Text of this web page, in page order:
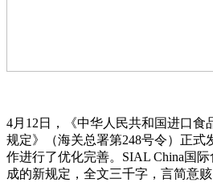
4月12日，《中华人民共和国进口食
规定》（海关总署第248号令）正式
作进行了优化完善。SIAL China国
成的新规定，全文三千字，言简意赅